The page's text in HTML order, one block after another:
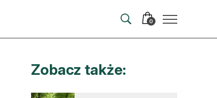
0
Zobacz także: